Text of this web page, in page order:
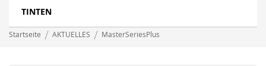
TINTEN
Startseite AKTUELLES MasterSeriesPlus